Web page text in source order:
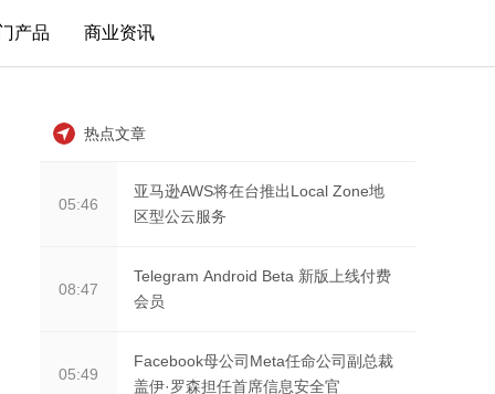
产品 商业资讯
热点文章
05:46
亚马逊AWS将在台推出Local Zone地
区型公云服务
08:47
Telegram Android Beta 新版上线付费
会员
05:49
Facebook母公司Meta任命公司副总裁
盖伊·罗森担任首席信息安全官